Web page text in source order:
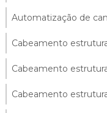
Automatização de
Cabeamento
Cabeamento
Cabeamento